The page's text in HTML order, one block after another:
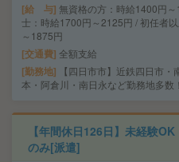
給 与 無資格の方：時給1400円
士：時給1700円～2125円 / 初任者
～1875円
交通費 全額支給
勤務地
【四日市市】近鉄四日市・
本・阿倉川・南日永など勤務地多数！
【年間休日126日】未経験
のみ[派遣]